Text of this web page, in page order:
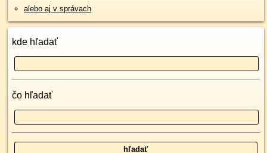
alebo aj v správach
kde hľadať
čo hľadať